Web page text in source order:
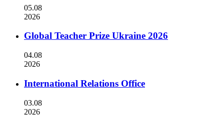
05.08
2026
Global Teacher Prize Ukraine 2026
04.08
2026
International Relations Office
03.08
2026